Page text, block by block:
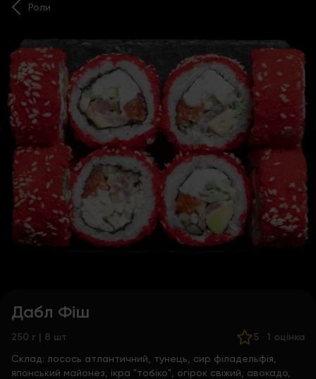
Роли
Дабл Фіш
250 г | 8 шт 5 · 1 оцінка
Склад: лосось атлантичний, тунець, сир філадельфія,
японський майонез, ікра "тобіко", огірок свіжий, авокадо,